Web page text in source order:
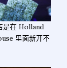
是在 Holland
里面新开不